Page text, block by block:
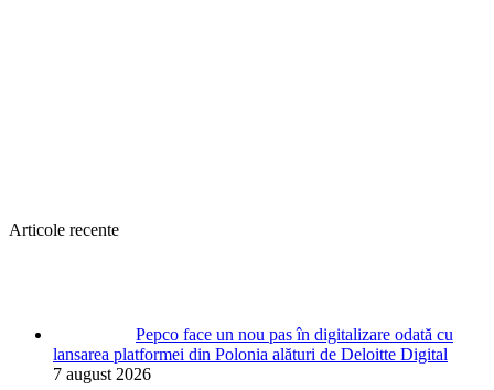
Articole recente
Pepco face un nou pas în digitalizare odată cu
lansarea platformei din Polonia alături de Deloitte Digital
7 august 2026